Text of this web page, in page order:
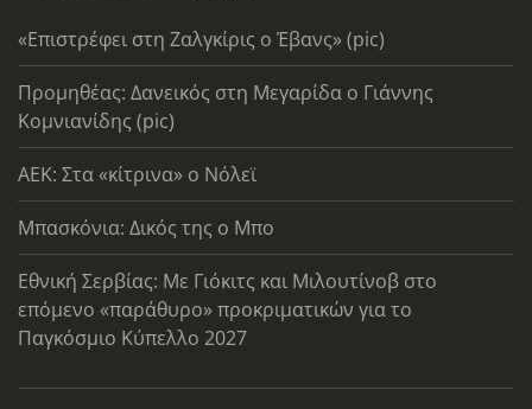
«Επιστρέφει στη Ζαλγκίρις ο Έβανς» (pic)
Προμηθέας: Δανεικός στη Μεγαρίδα ο Γιάννης
Κομνιανίδης (pic)
AEK: Στα «κίτρινα» ο Νόλεϊ
Μπασκόνια: Δικός της ο Μπο
Εθνική Σερβίας: Με Γιόκιτς και Μιλουτίνοβ στο
επόμενο «παράθυρο» προκριματικών για το
Παγκόσμιο Κύπελλο 2027